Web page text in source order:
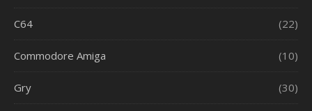
C64 (22)
Commodore Amiga (10)
Gry (30)